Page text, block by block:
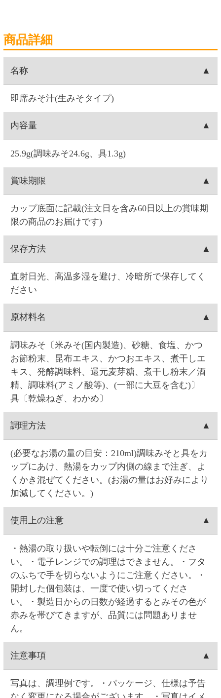
精、調味料(アミノ酸等)、(一部に大豆を含む)〕
具〔乾燥ねぎ、わかめ〕
くかき混ぜてください。(お湯の量はお好みにより
使用上の注意
・熱湯の取り扱いや転倒には十分ご注意くださ
い。・電子レンジでの調理はできません。・フタ
のふちで手を切らないようにご注意ください。・
開封した個包装は、一度で使い切ってくださ
い。・製造日からの日数が経過するとみその色が
赤みを帯びてきますが、品質には問題ありませ
ん。
注意事項
写真は、調理例です。・パッケージ、仕様は予告
なく変更になる場合がございます。・写真はイメ
ージです。
お届け日時
できます。時間は(1)午前中、(2)14:00～16:00、
(3)16:00～18:00、(4)18:00～20:00、(5)19:00～21:00
の5つから選択できます。
※コンビニ決済の場合は、コンビニへのお支払日
によってはご指定日にお届けできないことがあり
ます。※お届け指定日がない場合は、注文日の翌
日(日曜の場合は月曜日)に出荷します。
送料
1ケースにつき、全国一律550円(税込605.00円)の送
料がかかります。
出荷元
北海道札幌市の、セイコーマートのグループ会社
(セイコーフレッシュフーズ)から出荷します。
出荷梱包
6個入りの段ボールに宛名状を貼りつけて配送しま
配送会社
社は選択できません。
出荷
す)。お届け日時指定がある場合は、お届け指定日
の約1週間前に出荷します。
キャンセル
お客様ご自身で操作される場合は、注文の当日中
(23:59)までこちら からできます。Web・お電話で
のご連絡の場合は、ご注文日の9:00～17:00まで対
応できます。0時を過ぎますと出荷システムにご注
文データが自動連携され出荷準備に入る為、キャ
注文内容変更
お客様ご自身で操作される場合は、注文の当日中
(23:59)まで こちら からできます。一度キャンセル
してから再注文をお願い致します。Web・お電話
対応できます。0時を過ぎますと出荷システムにご
注文データが自動連携され出荷準備に入る為、内
容変更できません。
配達場所・配達日時の変更
お客様ご自身で操作される場合は、ご注文の当日
中(23:59)までこちらから可能です。一度キャンセ
ルしてから再注文をお願い致します。Web・お電
話でのご連絡の場合は、ご注文日の9:00～17:00ま
で対応可能です。0時を過ぎますと出荷システムに
ご注文データが自動連携され出荷準備に入る為、
配達場所・配達日時の変更ができません。
クレジットカード(1回払いのみ)、代金引換、コン
ビニ決済(事前決済)の3つから選択できます。
決済手数料
代金引換、コンビニ決済(事前決済)でのお支払い
の場合、商品代金に加え決済手数料をご負担頂き
ます(クレジットカードでのお支払いでは、決済手
数料はかかりません)。
【代金引換の決済手数料】一律300円(税込330.00
円)
【コンビニ決済の決済手数料】一律140円(税込
154.00円)
VISA・MASTER・JCB・ダイナース・アメックス
の各カードがご利用頂けます。
クレジットカードのご利用日は、当サイトでお支
払い手続きを行った日付となります。お受取り日
とは関係ありません。お引き落としはお客様とご
利用カード会社のご契約に基づく期日です。また
キャンセルの場合のご返金も同様、お客様とご利
コンビニ決済
コンビニは、セイコーマート・ファミリーマー
ト・ローソン・ミニストップ・デイリーヤマザキ
の5つから選択できます。コンビニ決済手数料はい
ずれも一律140円(税込154.00円)です。コンビニ決
済の支払い期限はご注文翌日から5日間です。5日
間を過ぎると決済番号が削除され、自動キャンセ
ル扱いとなります。例）8/1ご注文→8/6入金期限
賞味期限
注文日を含み60日以上の賞味期限の商品のお届け
です。
返品
お客様のご都合による返品は原則としてお受けで
きません。万一受け取った商品が、ご注文したも
のと異なっていた、あるいは破損・汚損など不良
品であったなど、商品・品質に関するお問い合わ
せは、セイコーマートご予約ダイヤル＜0120-51-
領収書の発行
できます。「領収書発行」をクリックして開かれ
合はご注文の翌日から発行できます。コンビニ支
払いの場合はご入金されてから発行できます。代
お問い合わせはWeb問い合わせか電話にてお願い
宛にEメールにて回答致します）
●セイコーマートご予約ダイヤル 0120-51-